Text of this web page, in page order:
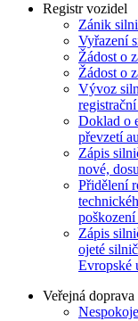
Registr vozidel
Zánik
Vyřazení
Žádost o
Žádost o
Vývoz
Doklad o
převzetí
Zápis
nové,
Přidělení
Zápis
ojeté
Evropské
Veřejná doprava